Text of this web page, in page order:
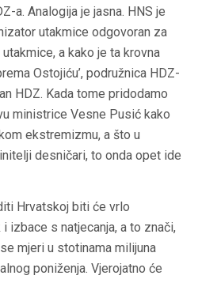
a. Analogija je jasna. HNS je
utakmice odgovoran za
a kako je ta krovna
Ostojiću’, podružnica HDZ-
HDZ. Kada tome pridodamo
ministrice Vesne Pusić kako
ekstremizmu, a što u
desničari, to onda opet ide
Hrvatskoj biti će vrlo
izbace s natjecanja, a to znači,
mjeri u stotinama milijuna
poniženja. Vjerojatno će